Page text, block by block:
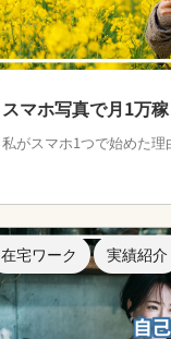
スマホ写真で月1万
私がスマホ1つで始めた理
在宅ワーク 実績紹介